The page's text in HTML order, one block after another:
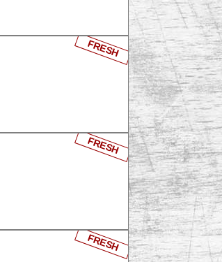
FRESH
FRESH
FRESH